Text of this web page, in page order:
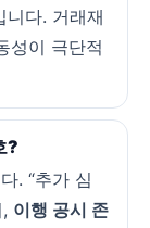
다. 거래재
성이 극단적
?
. “추가 심
이행 공시 존